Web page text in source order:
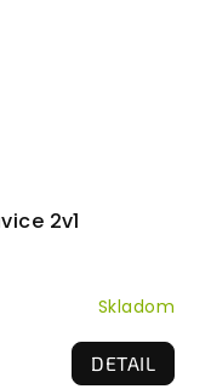
2v1
Skladom
DETAIL